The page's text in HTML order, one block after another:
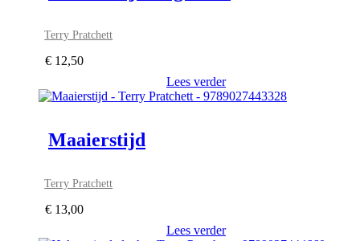
Terry Pratchett
€ 12,50
Lees verder
Maaierstijd
Terry Pratchett
€ 13,00
Lees verder